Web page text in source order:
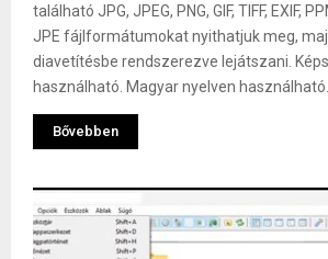
található JPG, JPEG, PNG, GIF, TIFF, EXIF,
JPE fájlformátumokat nyithatjuk meg,
diavetítésbe rendszerezve lejátszani.
használható. Magyar nyelven
Bővebben